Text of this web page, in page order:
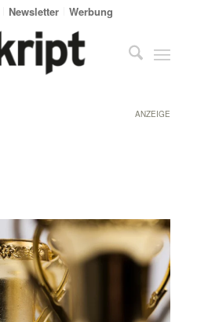
Newsletter Werbung
ANZEIGE